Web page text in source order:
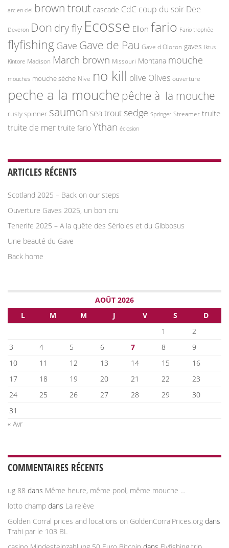
arc en ciel brown trout cascade CdC coup du soir Dee
Deveron Don dry fly Ecosse Ellon fario Fario trophée
flyfishing Gave Gave de Pau Gave d Oloron gaves Iktus
Kintore Madison March brown Missouri Montana mouche
mouches mouche sèche Nive no kill olive Olives ouverture
peche a la mouche pêche à la mouche
rusty spinner saumon sea trout sedge Springer Streamer truite
truite de mer truite fario Ythan éclosion
ARTICLES RÉCENTS
Scotland 2025 – Back on our steps
Ouverture Gaves 2025, un bon cru
Tenerife 2025 – A la quête des Sérioles et du Gibbosus
Une beauté du Gave
Back home
AOÛT 2026
L
M M J V S
D
1
2
3
4 5 6 7 8
9
10
11 12 13 14 15
16
17
18 19 20 21 22
23
24
25 26 27 28 29
30
31
« Avr
COMMENTAIRES RÉCENTS
ug 88 dans Même heure, même pool, même mouche …
lotto champ dans La relève
Golden Corral prices and locations on GoldenCorralPrices.org dans
Trahi par le 103 BL